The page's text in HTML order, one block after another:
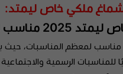
شماغ ملكي خاص ليمتد:
المناسبات؟
شماغ ملكي خاص ليمتد 2025 مناسب
للمناسبات الرسمية